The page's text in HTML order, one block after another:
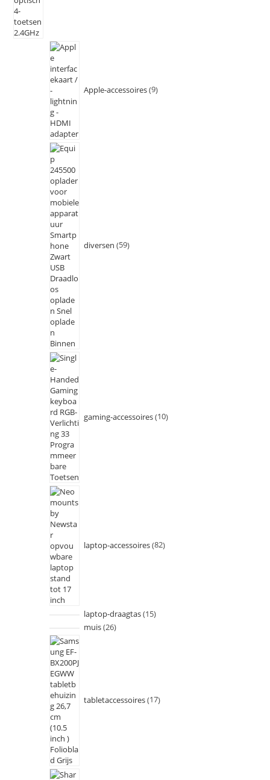
Apple-accessoires 9
diversen 59
gaming-accessoires 10
laptop-accessoires 82
laptop-draagtas 15
muis 26
tabletaccessoires 17